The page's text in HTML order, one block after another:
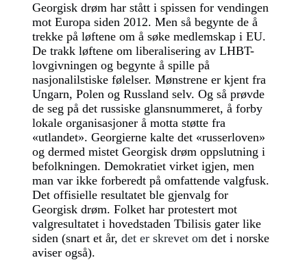
Georgisk drøm har stått i spissen for vendingen
mot Europa siden 2012. Men så begynte de å
trekke på løftene om å søke medlemskap i EU.
De trakk løftene om liberalisering av LHBT-
lovgivningen og begynte å spille på
nasjonalilstiske følelser. Mønstrene er kjent fra
Ungarn, Polen og Russland selv. Og så prøvde
de seg på det russiske glansnummeret, å forby
lokale organisasjoner å motta støtte fra
«utlandet». Georgierne kalte det «russerloven»
og dermed mistet Georgisk drøm oppslutning i
befolkningen. Demokratiet virket igjen, men
man var ikke forberedt på omfattende valgfusk.
Det offisielle resultatet ble gjenvalg for
Georgisk drøm. Folket har protestert mot
valgresultatet i hovedstaden Tbilisis gater like
siden (snart et år, det er skrevet omdet i norske
aviser også).